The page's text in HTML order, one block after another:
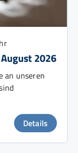
2026
an unseren
Details